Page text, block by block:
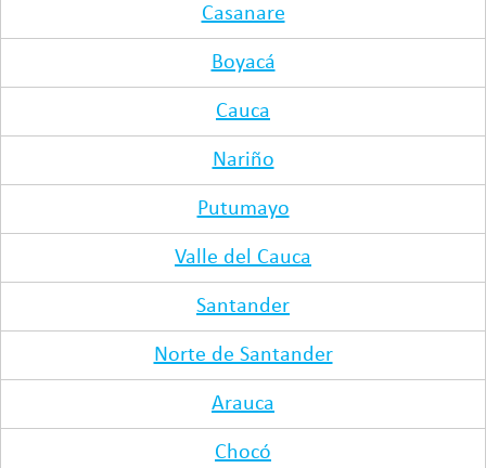
Casanare
Boyacá
Cauca
Nariño
Putumayo
Valle del Cauca
Santander
Norte de Santander
Arauca
Chocó